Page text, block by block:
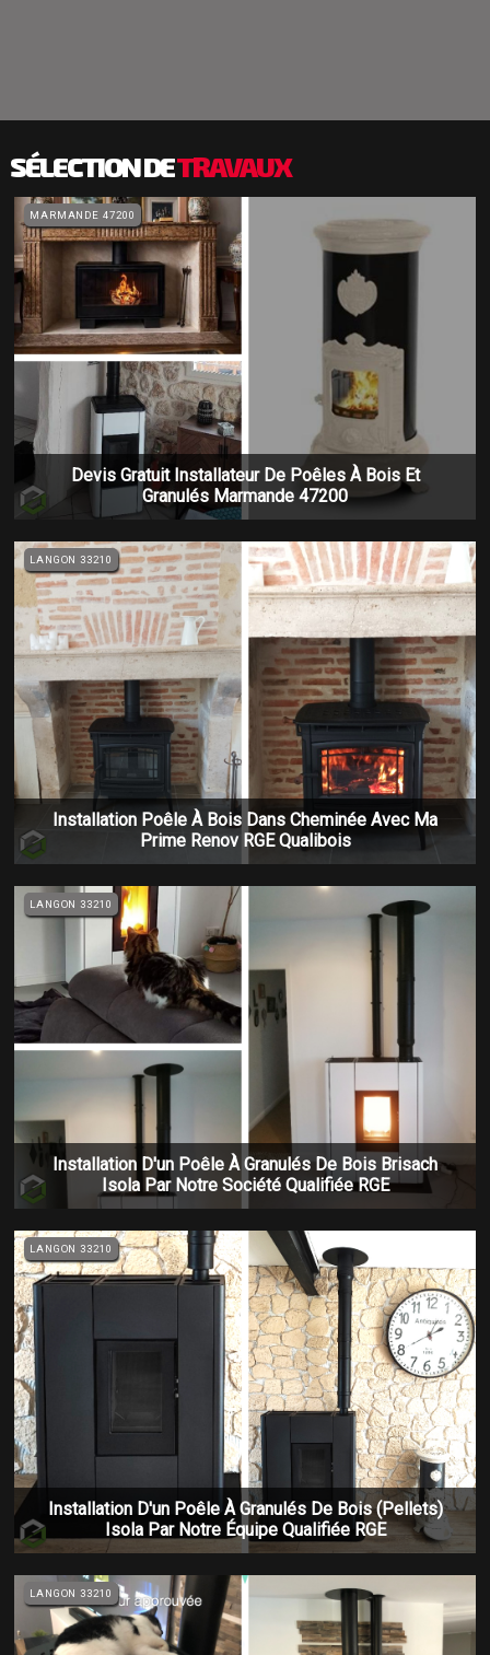
SÉLECTION DETRAVAUX
Devis Gratuit Installateur De Poêles À Bois Et
Granulés Marmande 47200
MARMANDE 47200
Installation Poêle À Bois Dans Cheminée Avec Ma
Prime Renov RGE Qualibois
LANGON 33210
Installation D'un Poêle À Granulés De Bois Brisach
Isola Par Notre Société Qualifiée RGE
LANGON 33210
Installation D'un Poêle À Granulés De Bois (pellets)
Isola Par Notre Équipe Qualifiée RGE
LANGON 33210
LANGON 33210